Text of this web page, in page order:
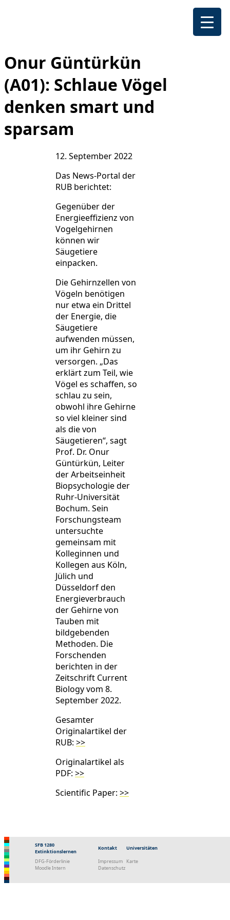
Onur Güntürkün
(A01): Schlaue Vögel
denken smart und
sparsam
12. September 2022
Das News-Portal der
RUB berichtet:
Gegenüber der
Energieeffizienz von
Vogelgehirnen
können wir
Säugetiere
einpacken.
Die Gehirnzellen von
Vögeln benötigen
nur etwa ein Drittel
der Energie, die
Säugetiere
aufwenden müssen,
um ihr Gehirn zu
versorgen. „Das
erklärt zum Teil, wie
Vögel es schaffen, so
schlau zu sein,
obwohl ihre Gehirne
so viel kleiner sind
als die von
Säugetieren“, sagt
Prof. Dr. Onur
Güntürkün, Leiter
der Arbeitseinheit
Biopsychologie der
Ruhr-Universität
Bochum. Sein
Forschungsteam
untersuchte
gemeinsam mit
Kolleginnen und
Kollegen aus Köln,
Jülich und
Düsseldorf den
Energieverbrauch
der Gehirne von
Tauben mit
bildgebenden
Methoden. Die
Forschenden
berichten in der
Zeitschrift Current
Biology vom 8.
September 2022.
Gesamter
Originalartikel der
RUB: >>
Originalartikel als
PDF: >>
Scientific Paper: >>
SFB 1280
Extinktionslernen
Kontakt
Universitäten
DFG-Förderlinie
Moodle Intern
Impressum
Datenschutz
Karte